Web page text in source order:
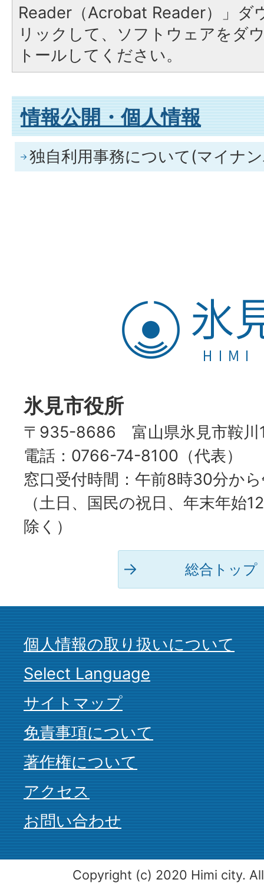
Reader（Acrobat Reader）」ダ
リックして、ソフトウェアをダ
トールしてください。
情報公開・個人情報
独自利用事務について(マイナ
氷
見
市
氷見市役所
〒935-8686 富山県氷見市鞍川
電話：0766-74-8100（代表）
窓口受付時間：午前8時30分か
（土日、国民の祝日、年末年始
除く）
総合トップ
個人情報の取り扱いについて
Select Language
サイトマップ
免責事項について
著作権について
アクセス
お問い合わせ
Copyright (c) 2020 Himi city.